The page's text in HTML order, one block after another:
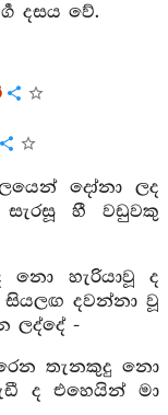
දසය වේ.
දෝනා ලද
හී වඩුවකු
නො හැරියාවූ ද
දවන්නා වූ
ලද්දේ -
තැනකුදු නො
ද එහෙයින් මා